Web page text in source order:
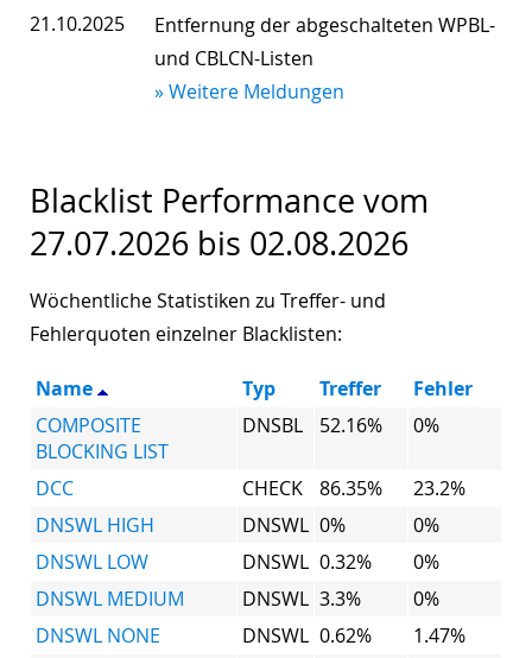
21.10.2025
Entfernung der abgeschalteten WPBL-
und CBLCN-Listen
» Weitere Meldungen
Blacklist Performance vom
27.07.2026 bis 02.08.2026
Wöchentliche Statistiken zu Treffer- und
Fehlerquoten einzelner Blacklisten:
Name Typ Treffer
Fehler
COMPOSITE
BLOCKING LIST
DNSBL 52.16% 0%
DCC CHECK 86.35%
23.2%
DNSWL HIGH
DNSWL 0%
0%
DNSWL LOW
DNSWL 0.32%
0%
DNSWL MEDIUM
DNSWL 3.3%
0%
DNSWL NONE
DNSWL 0.62%
1.47%